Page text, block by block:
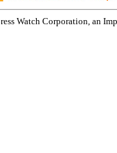
Watch Corporation, an